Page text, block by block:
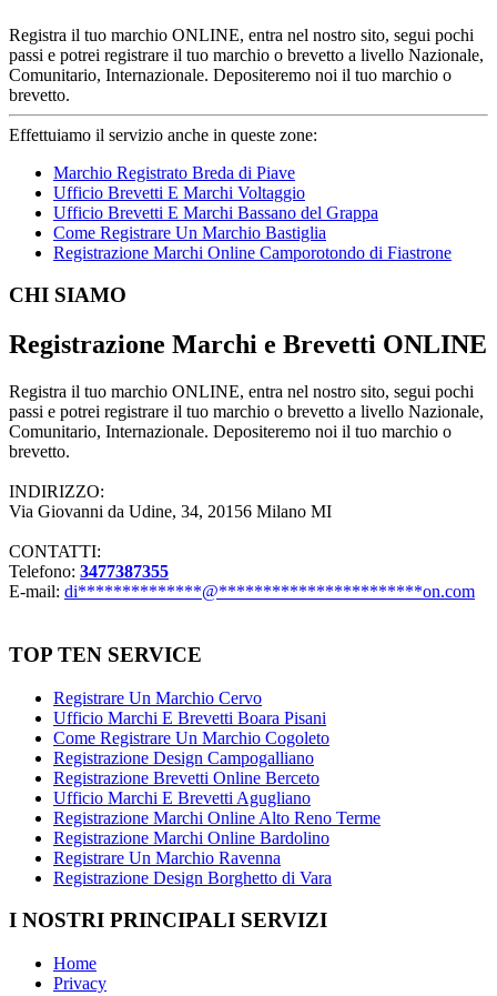
Registra il tuo marchio ONLINE, entra nel nostro sito, segui pochi
passi e potrei registrare il tuo marchio o brevetto a livello Nazionale,
Comunitario, Internazionale. Depositeremo noi il tuo marchio o
brevetto.
Effettuiamo il servizio anche in queste zone:
Marchio Registrato Breda di Piave
Ufficio Brevetti E Marchi Voltaggio
Ufficio Brevetti E Marchi Bassano del Grappa
Come Registrare Un Marchio Bastiglia
Registrazione Marchi Online Camporotondo di Fiastrone
Footer
CHI SIAMO
Registrazione Marchi e Brevetti ONLINE
Registra il tuo marchio ONLINE, entra nel nostro sito, segui pochi
passi e potrei registrare il tuo marchio o brevetto a livello Nazionale,
Comunitario, Internazionale. Depositeremo noi il tuo marchio o
brevetto.
INDIRIZZO:
Via Giovanni da Udine, 34, 20156 Milano MI
CONTATTI:
Telefono: 3477387355
E-mail: di**************@***********************on.com
TOP TEN SERVICE
Registrare Un Marchio Cervo
Ufficio Marchi E Brevetti Boara Pisani
Come Registrare Un Marchio Cogoleto
Registrazione Design Campogalliano
Registrazione Brevetti Online Berceto
Ufficio Marchi E Brevetti Agugliano
Registrazione Marchi Online Alto Reno Terme
Registrazione Marchi Online Bardolino
Registrare Un Marchio Ravenna
Registrazione Design Borghetto di Vara
I NOSTRI PRINCIPALI SERVIZI
Home
Privacy